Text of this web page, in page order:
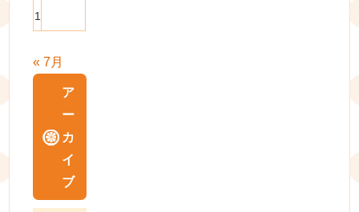
1
« 7月
ア
ー
カ
イ
ブ